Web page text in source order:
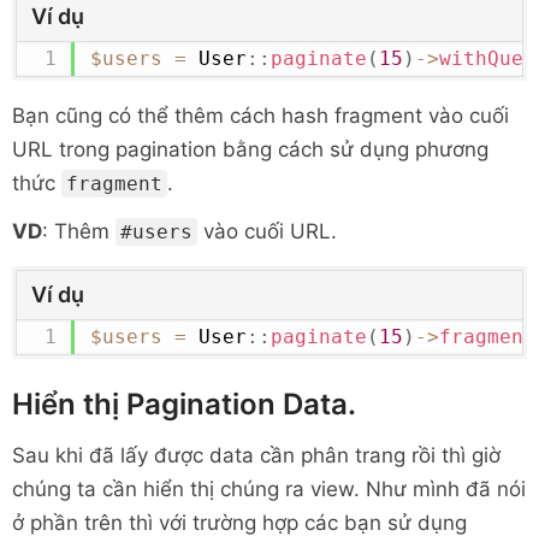
Ví dụ
$users = User :: paginate ( 15 ) ->
Bạn cũng có thể thêm cách hash fragment vào cuối
URL trong pagination bằng cách sử dụng phương
thức fragment .
VD: Thêm #users vào cuối URL.
Ví dụ
$users = User :: paginate ( 15 ) ->fragment
Hiển thị Pagination Data.
Sau khi đã lấy được data cần phân trang rồi thì giờ
chúng ta cần hiển thị chúng ra view. Như mình đã nói
ở phần trên thì với trường hợp các bạn sử dụng